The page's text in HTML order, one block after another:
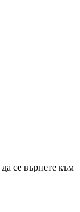
се върнете към